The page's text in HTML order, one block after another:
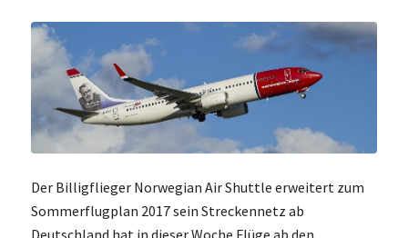
Der Billigflieger Norwegian Air Shuttle erweitert zum
Sommerflugplan 2017 sein Streckennetz ab
Deutschland hat in dieser Woche Flüge ab den